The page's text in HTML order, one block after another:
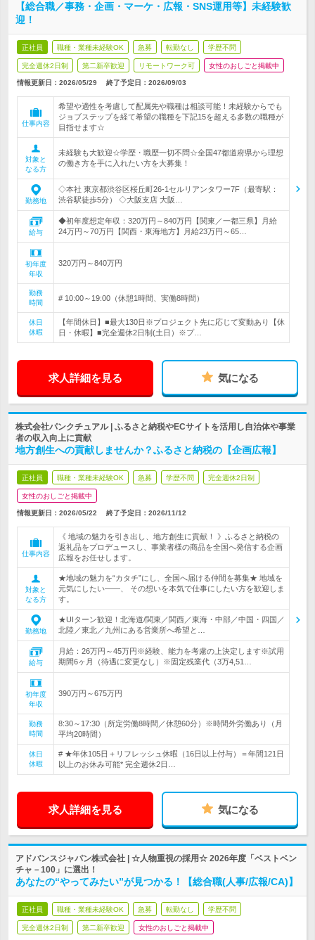
【総合職／事務・企画・マーケ・広報・SNS運用等】未経験歓
迎！
正社員 職種・業種未経験OK 急募 転勤なし 学歴不問
完全週休2日制 第二新卒歓迎 リモートワーク可 女性のおしごと掲載中
情報更新日：2026/05/29 終了予定日： 2026/09/03
仕事内容
希望や適性を考慮して配属先や職種は相談可能！未経験からでも
ジョブステップを経て希望の職種を下記15を超える多数の職種が
目指せます☆
対象と
なる方
未経験も大歓迎☆学歴・職歴一切不問☆全国47都道府県から理想
の働き方を手に入れたい方を大募集！
勤務地
◇本社 東京都渋谷区桜丘町26-1セルリアンタワー7F（最寄駅：
渋谷駅徒歩5分） ◇大阪支店 大阪…
給与
◆初年度想定年収：320万円～840万円【関東／一都三県】月給
24万円～70万円【関西・東海地方】月給23万円～65…
初年度
年収
320万円～840万円
勤務
時間
# 10:00～19:00（休憩1時間、実働8時間）
休日
休暇
【年間休日】■最大130日※プロジェクト先に応じて変動あり【休
日・休暇】■完全週休2日制(土日）※プ…
求人詳細を見る 気になる
株式会社パンクチュアル | ふるさと納税やECサイトを活用し自治体や事業
者の収入向上に貢献
地方創生への貢献しませんか？ふるさと納税の【企画広報】
正社員 職種・業種未経験OK 急募 学歴不問 完全週休2日制
女性のおしごと掲載中
情報更新日：2026/05/22 終了予定日： 2026/11/12
仕事内容
《 地域の魅力を引き出し、地方創生に貢献！ 》ふるさと納税の
返礼品をプロデュースし、事業者様の商品を全国へ発信する企画
広報をお任せします。
対象と
なる方
★地域の魅力を“カタチ”にし、全国へ届ける仲間を募集★ 地域を
元気にしたい――、 その想いを本気で仕事にしたい方を歓迎しま
す。
勤務地
★UIターン歓迎！北海道/関東／関西／東海・中部／中国・四国／
北陸／東北／九州にある営業所へ希望と…
給与
月給：26万円～45万円※経験、能力を考慮の上決定します※試用
期間6ヶ月（待遇に変更なし）※固定残業代（3万4,51…
初年度
年収
390万円～675万円
勤務
時間
8:30～17:30（所定労働8時間／休憩60分）※時間外労働あり（月
平均20時間）
休日
休暇
# ★年休105日＋リフレッシュ休暇（16日以上付与）＝年間121日
以上のお休み可能* 完全週休2日…
求人詳細を見る 気になる
アドバンスジャパン株式会社 | ☆人物重視の採用☆ 2026年度「ベストベン
チャ－100」に選出！
あなたの“やってみたい”が見つかる！【総合職(人事/広報/CA)】
正社員 職種・業種未経験OK 急募 転勤なし 学歴不問
完全週休2日制 第二新卒歓迎 女性のおしごと掲載中